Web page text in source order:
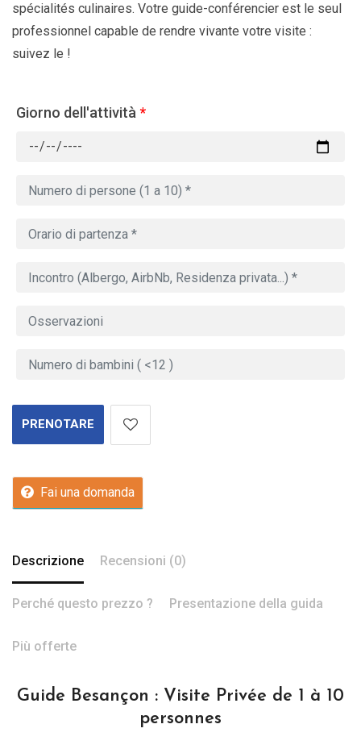
spécialités culinaires. Votre guide-conférencier est le seul
professionnel capable de rendre vivante votre visite :
suivez le !
Giorno dell'attività *
PRENOTARE
Fai una domanda
Descrizione Recensioni (0)
Perché questo prezzo ? Presentazione della guida
Più offerte
Guide Besançon : Visite Privée de 1 à 10
personnes